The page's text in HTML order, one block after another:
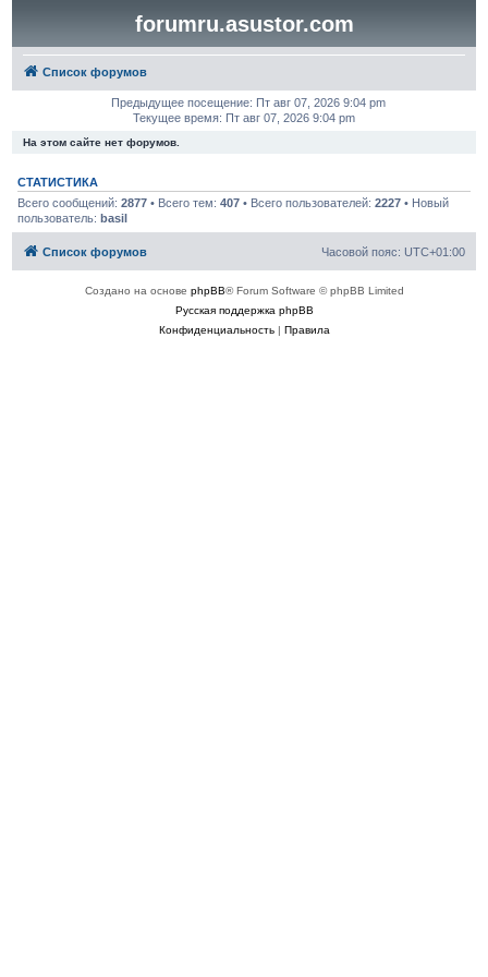
forumru.asustor.com
Список форумов
Предыдущее посещение: Пт авг 07, 2026 9:04 pm
Текущее время: Пт авг 07, 2026 9:04 pm
На этом сайте нет форумов.
СТАТИСТИКА
Всего сообщений: 2877• Всего тем: 407• Всего пользователей: 2227• Новый
пользователь: basil
Список форумов Часовой пояс: UTC+01:00
Создано на основе phpBB® Forum Software © phpBB Limited
Русская поддержка phpBB
Конфиденциальность| Правила